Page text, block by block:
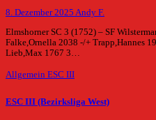
8. Dezember 2025 Andy F.
Elmshorner SC 3 (1752) – SF
Falke,Ornella 2038 -/+ Trapp,Hannes
Lieb,Max 1767 3…
Allgemein ESC III
ESC III (Bezirksliga West)